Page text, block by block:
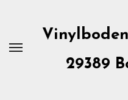
springen
29389